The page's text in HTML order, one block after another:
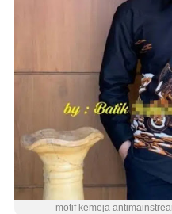
motif kemeja